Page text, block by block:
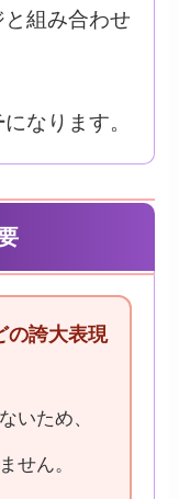
組み合わせ
になります。
の誇大表現
いため、
せん。